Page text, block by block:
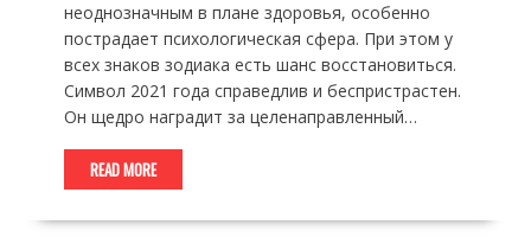
неоднозначным в плане здоровья, особенно
пострадает психологическая сфера. При этом у
всех знаков зодиака есть шанс восстановиться.
Символ 2021 года справедлив и беспристрастен.
Он щедро наградит за целенаправленный…
READ MORE